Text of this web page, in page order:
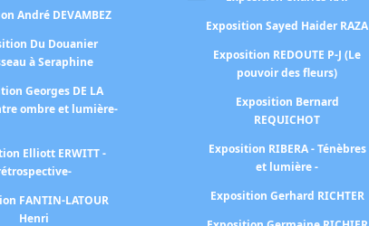
André DEVAMBEZ
Du Douanier
à Seraphine
Georges DE LA
ombre et lumière-
Elliott ERWITT -
FANTIN-LATOUR
Henri
Exposition Sayed Haider RAZA
Exposition REDOUTE P-J (Le
pouvoir des fleurs)
Exposition Bernard
REQUICHOT
Exposition RIBERA - Ténèbres
et lumière -
Exposition Gerhard RICHTER